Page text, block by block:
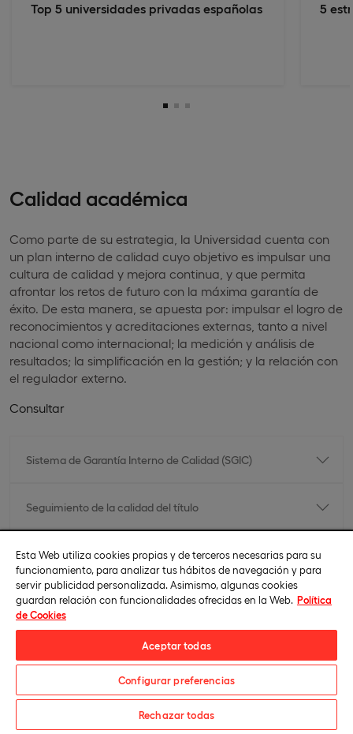
Top 5 universidades privadas españolas 5
Calidad académica
Como parte de su estrategia, la Universidad cuenta con
un plan interno de calidad cuyo objetivo es impulsar una
cultura de calidad y mejora continua, y que permita
afrontar los retos de futuro con la máxima garantía de
éxito. De esta manera, se apuesta por: impulsar el logro de
reconocimientos y acreditaciones externas, tanto a nivel
nacional como internacional; la medición y análisis de
resultados; la simplificación en la gestión; y la relación con
el regulador externo.
Consultar
Sistema de Garantía Interno de Calidad (SGIC)
Seguimiento de la calidad del título
Resultados de procesos y RUCT
Normativa
Descarga el catálogo
Esta Web utiliza cookies propias y de terceros necesarias para su
funcionamiento, para analizar tus hábitos de navegación y para
servir publicidad personalizada. Asimismo, algunas cookies
guardan relación con funcionalidades ofrecidas en la Web. Política
de Cookies
Aceptar todas
Configurar preferencias
Rechazar todas